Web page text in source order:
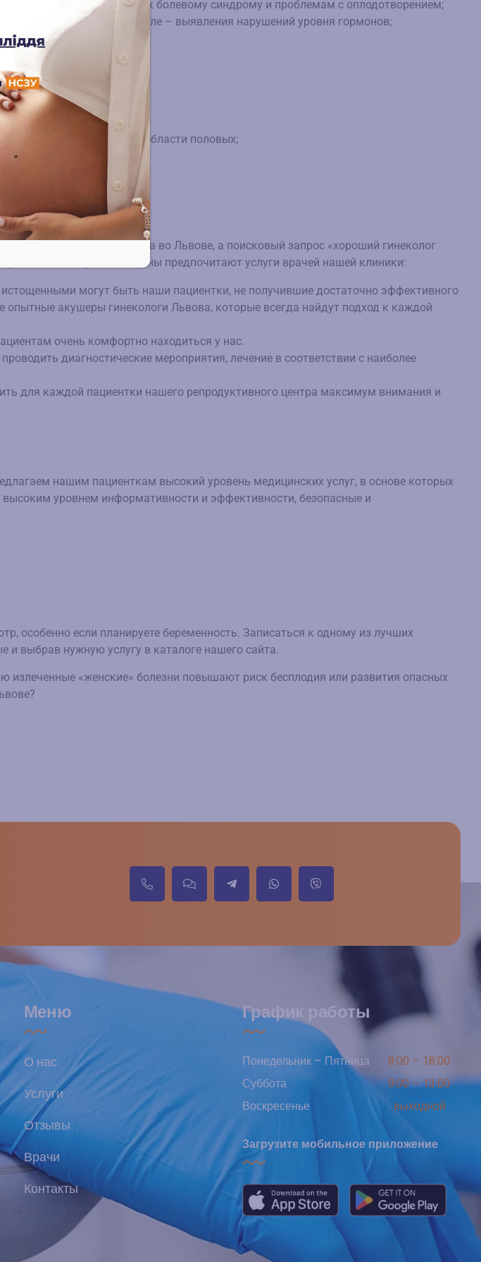
вне матки, приводит к болевому синдрому и проблемам с оплодотворением;
исследования, в том числе – выявления нарушений уровня гормонов;
менструации;
боли, зуда и жжения в области половых;
врачу гинеколога во Львове, а поисковый запрос «хороший гинеколог
по которым женщины предпочитают услуги врачей нашей клиники:
могут быть наши пациентки, не получившие достаточно эффективного
акушеры гинекологи Львова, которые всегда найдут подход к каждой
очень комфортно находиться у нас.
диагностические мероприятия, лечение в соответствии с наиболее
для каждой пациентки нашего репродуктивного центра максимум внимания и
нашим пациенткам высокий уровень медицинских услуг, в основе которых
уровнем информативности и эффективности, безопасные и
особенно если планируете беременность. Записаться к одному из лучших
и выбрав нужную услугу в каталоге нашего сайта.
излеченные «женские» болезни повышают риск бесплодия или развития опасных
Меню
О нас
Услуги
Отзывы
Врачи
Контакты
График работы
Понедельник – Пятница
8:00 – 18:00
Суббота
9:00 – 13:00
Воскресенье
выходной
Загрузите мобильное приложение